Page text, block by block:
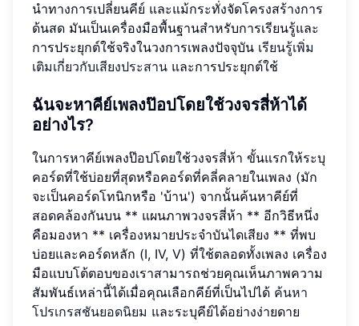
นำทางการเปลี่ยนคีย์ และแม้กระทั่งจัดโครงสร้างการ
ด้นสด มันเป็นเครื่องมือพื้นฐานสำหรับการเรียนรู้และ
การประยุกต์ใช้จริงในวงการเพลงปัจจุบัน เรียนรู้เพิ่ม
เติมเกี่ยวกับเสียงประสาน และการประยุกต์ใช้
ฉันจะหาคีย์เพลงป๊อปโดยใช้วงจรสี่ห้าได้
อย่างไร?
ในการหาคีย์เพลงป๊อปโดยใช้วงจรสี่ห้า ขั้นแรกให้ระบุ
คอร์ดที่ใช้บ่อยที่สุดหรือคอร์ดที่คลี่คลายในเพลง (มัก
จะเป็นคอร์ดโทนิกหรือ 'บ้าน') จากนั้นค้นหาคีย์ที่
สอดคล้องกันบน ** แผนภาพวงจรสี่ห้า ** อีกวิธีหนึ่ง
คือมองหา ** เครื่องหมายประจำบันไดเสียง ** ที่พบ
บ่อยและคอร์ดหลัก (I, IV, V) ที่ใช้ตลอดทั้งเพลง เครื่อง
มือแบบโต้ตอบของเราสามารถช่วยคุณเห็นภาพความ
สัมพันธ์เหล่านี้ได้เมื่อคุณเลือกคีย์ที่เป็นไปได้ ค้นหา
โปรเกรสชันยอดนิยม และระบุคีย์ได้อย่างง่ายดาย